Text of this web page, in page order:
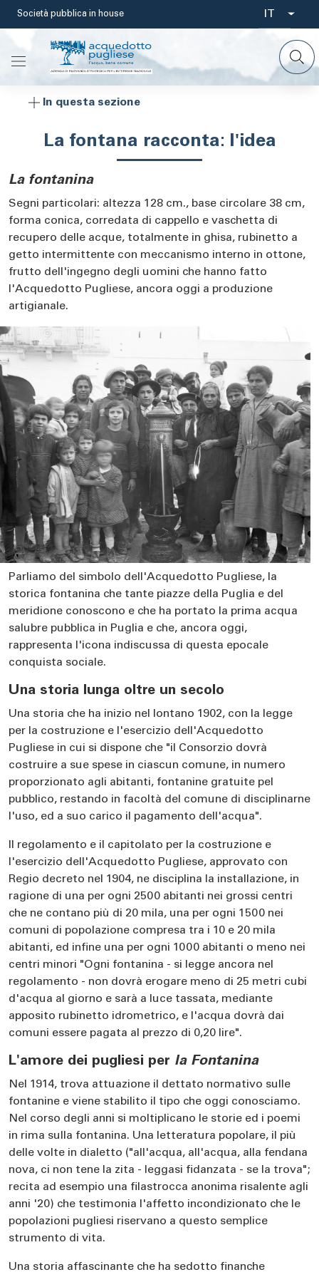
Salta
contenuto
principale
Società pubblica in house
Select
your
IT
In questa sezione
La fontana racconta: l'idea
La fontanina
Segni particolari: altezza 128 cm., base circolare 38 cm,
forma conica, corredata di cappello e vaschetta di
recupero delle acque, totalmente in ghisa, rubinetto a
getto intermittente con meccanismo interno in ottone,
frutto dell'ingegno degli uomini che hanno fatto
l'Acquedotto Pugliese, ancora oggi a produzione
artigianale.
Parliamo del simbolo dell'Acquedotto Pugliese, la
storica fontanina che tante piazze della Puglia e del
meridione conoscono e che ha portato la prima acqua
salubre pubblica in Puglia e che, ancora oggi,
rappresenta l'icona indiscussa di questa epocale
conquista sociale.
Una storia lunga oltre un secolo
Una storia che ha inizio nel lontano 1902, con la legge
per la costruzione e l'esercizio dell'Acquedotto
Pugliese in cui si dispone che "il Consorzio dovrà
costruire a sue spese in ciascun comune, in numero
proporzionato agli abitanti, fontanine gratuite pel
pubblico, restando in facoltà del comune di disciplinarne
l'uso, ed a suo carico il pagamento dell'acqua".
Il regolamento e il capitolato per la costruzione e
l'esercizio dell'Acquedotto Pugliese, approvato con
Regio decreto nel 1904, ne disciplina la installazione, in
ragione di una per ogni 2500 abitanti nei grossi centri
che ne contano più di 20 mila, una per ogni 1500 nei
comuni di popolazione compresa tra i 10 e 20 mila
abitanti, ed infine una per ogni 1000 abitanti o meno nei
centri minori "Ogni fontanina - si legge ancora nel
regolamento - non dovrà erogare meno di 25 metri cubi
d'acqua al giorno e sarà a luce tassata, mediante
apposito rubinetto idrometrico, e l'acqua dovrà dai
comuni essere pagata al prezzo di 0,20 lire".
L'amore dei pugliesi per la Fontanina
Nel 1914, trova attuazione il dettato normativo sulle
fontanine e viene stabilito il tipo che oggi conosciamo.
Nel corso degli anni si moltiplicano le storie ed i poemi
in rima sulla fontanina. Una letteratura popolare, il più
delle volte in dialetto ("all'acqua, all'acqua, alla fendana
nova, ci non tene la zita - leggasi fidanzata - se la trova";
recita ad esempio una filastrocca anonima risalente agli
anni '20) che testimonia l'affetto incondizionato che le
popolazioni pugliesi riservano a questo semplice
strumento di vita.
Una storia affascinante che ha sedotto finanche